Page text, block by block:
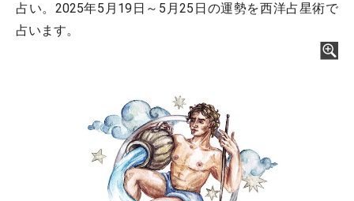
占い。2025年5月19日～5月25日の運勢を西洋占星術で
占います。